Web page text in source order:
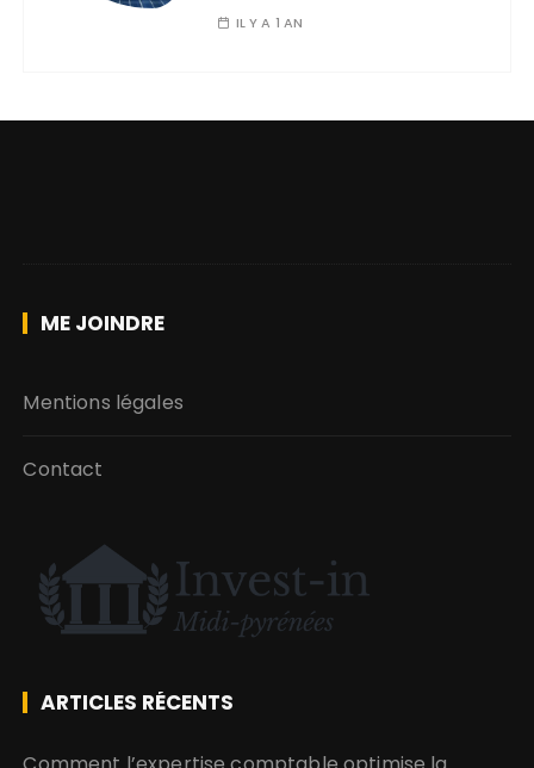
IL Y A 1 AN
ME JOINDRE
Mentions légales
Contact
ARTICLES RÉCENTS